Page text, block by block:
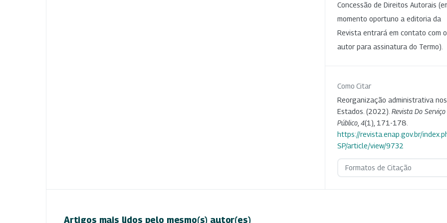
Concessão de Direitos Autorais
momento oportuno a editoria da
Revista entrará em contato com o
autor para assinatura do Termo).
Como Citar
Reorganização administrativa nos
Estados. (2022). Revista Do Serviço
Público 4(1), 171-178.
https://revista.enap.gov.br/
SP/article/view/9732
Formatos de Citação
Artigos mais lidos pelo mesmo(s) autor(es)